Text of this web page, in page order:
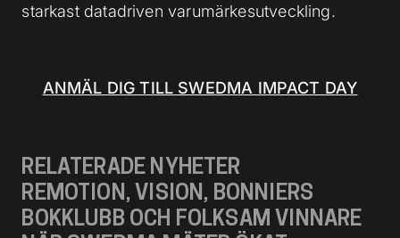
starkast datadriven varumärkesutveckling.
ANMÄL DIG TILL SWEDMA IMPACT DAY
RELATERADE NYHETER
REMOTION, VISION, BONNIERS
BOKKLUBB OCH FOLKSAM VINNARE